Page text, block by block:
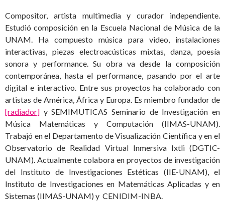
Compositor, artista multimedia y curador independiente.
Estudió composición en la Escuela Nacional de Música de la
UNAM. Ha compuesto música para video, instalaciones
interactivas, piezas electroacústicas mixtas, danza, poesía
sonora y performance. Su obra va desde la composición
contemporánea, hasta el performance, pasando por el arte
digital e interactivo. Entre sus proyectos ha colaborado con
artistas de América, África y Europa. Es miembro fundador de
[radiador] y SEMIMUTICAS Seminario de Investigación en
Música Matemáticas y Computación (IIMAS-UNAM).
Trabajó en el Departamento de Visualización Científica y en el
Observatorio de Realidad Virtual Inmersiva Ixtli (DGTIC-
UNAM). Actualmente colabora en proyectos de investigación
del Instituto de Investigaciones Estéticas (IIE-UNAM), el
Instituto de Investigaciones en Matemáticas Aplicadas y en
Sistemas (IIMAS-UNAM) y CENIDIM-INBA.